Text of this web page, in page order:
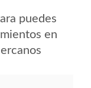
puedes
en